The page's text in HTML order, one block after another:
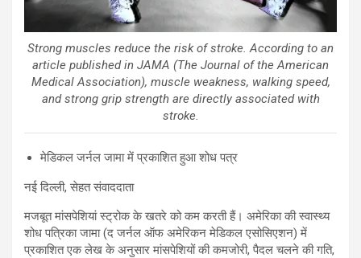
Strong muscles reduce the risk of stroke. According to an
article published in JAMA (The Journal of the American
Medical Association), muscle weakness, walking speed,
and strong grip strength are directly associated with
stroke.
मेडिकल जर्नल जामा में प्रकाशित हुआ शोध पत्र
नई दिल्ली, सेहत संवाददाता
मजबूत मांसपेशियां स्ट्रोक के खतरे को कम करती हैं। अमेरिका की स्वास्थ्य
शोध पत्रिका जामा (द जर्नल ऑफ अमेरिकन मेडिकल एसोसिएशन) में
प्रकाशित एक लेख के अनुसार मांसपेशियों की कमजोरी, पैदल चलने की गति,